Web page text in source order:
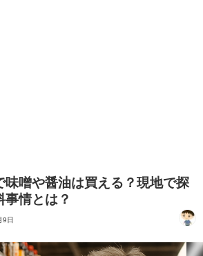
味噌や醤油は買える？現地で探
事情とは？
9日